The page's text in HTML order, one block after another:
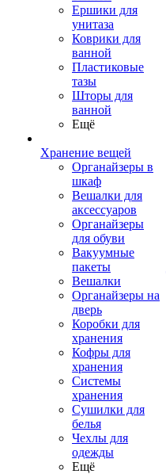
Ершики для
унитаза
Коврики для
ванной
Пластиковые
тазы
Шторы для
ванной
Ещё
Хранение вещей
Органайзеры в
шкаф
Вешалки для
аксессуаров
Органайзеры
для обуви
Вакуумные
пакеты
Вешалки
Органайзеры на
дверь
Коробки для
хранения
Кофры для
хранения
Системы
хранения
Сушилки для
белья
Чехлы для
одежды
Ещё